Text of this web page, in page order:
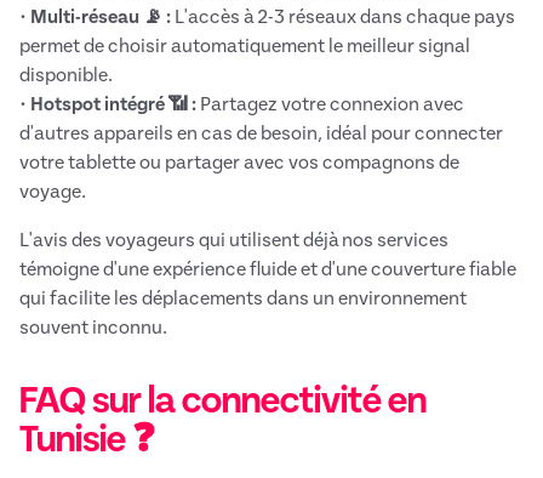
• Multi-réseau 📡 : L'accès à 2-3 réseaux dans chaque pays
permet de choisir automatiquement le meilleur signal
disponible.
• Hotspot intégré 📶 : Partagez votre connexion avec
d'autres appareils en cas de besoin, idéal pour connecter
votre tablette ou partager avec vos compagnons de
voyage.
L'avis des voyageurs qui utilisent déjà nos services
témoigne d'une expérience fluide et d'une couverture fiable
qui facilite les déplacements dans un environnement
souvent inconnu.
FAQ sur la connectivité en
Tunisie ❓